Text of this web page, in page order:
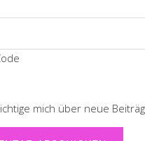
mich über neue